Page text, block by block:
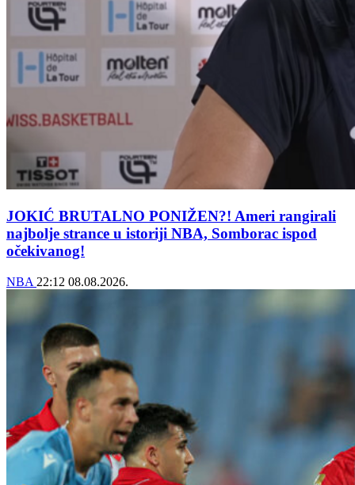
JOKIĆ BRUTALNO PONIŽEN?! Ameri rangirali
najbolje strance u istoriji NBA, Somborac ispod
očekivanog!
NBA 22:12 08.08.2026.